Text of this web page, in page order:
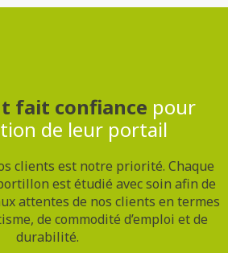
fait confiance pour
de leur portail
clients est notre priorité. Chaque
est étudié avec soin afin de
attentes de nos clients en termes
de commodité d’emploi et de
durabilité.